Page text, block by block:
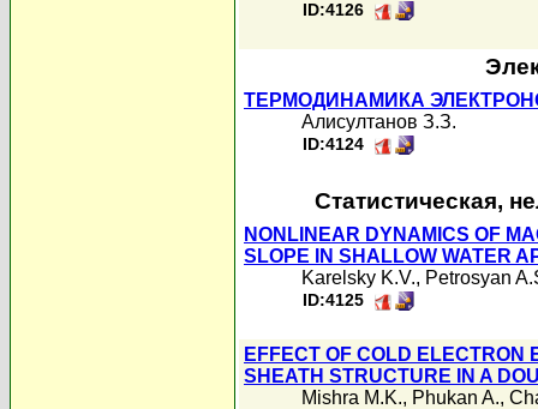
ID:4126
ТЕРМОДИНАМИКА
Алисултанов З.З.
ID:4124
Статистическая,
NONLINEAR DYNAMICS OF
SLOPE IN SHALLOW WATER
Karelsky K.V., Petrosyan
ID:4125
EFFECT OF COLD ELECTRON
SHEATH STRUCTURE IN A
Mishra M.K., Phukan A.,